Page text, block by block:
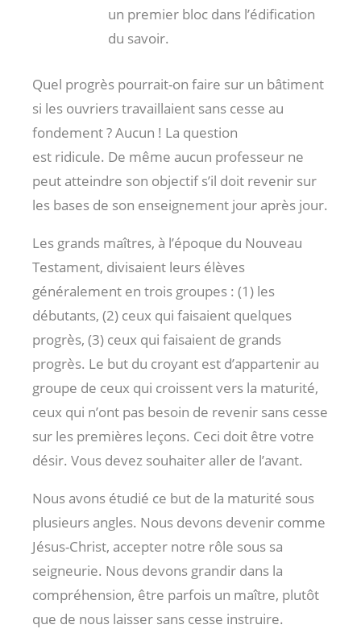
un premier bloc dans l’édification
du savoir.
Quel progrès pourrait-on faire sur un bâtiment
si les ouvriers travaillaient sans cesse au
fondement ? Aucun ! La question
est ridicule. De même aucun professeur ne
peut atteindre son objectif s’il doit revenir sur
les bases de son enseignement jour après jour.
Les grands maîtres, à l’époque du Nouveau
Testament, divisaient leurs élèves
généralement en trois groupes : (1) les
débutants, (2) ceux qui faisaient quelques
progrès, (3) ceux qui faisaient de grands
progrès. Le but du croyant est d’appartenir au
groupe de ceux qui croissent vers la maturité,
ceux qui n’ont pas besoin de revenir sans cesse
sur les premières leçons. Ceci doit être votre
désir. Vous devez souhaiter aller de l’avant.
Nous avons étudié ce but de la maturité sous
plusieurs angles. Nous devons devenir comme
Jésus-Christ, accepter notre rôle sous sa
seigneurie. Nous devons grandir dans la
compréhension, être parfois un maître, plutôt
que de nous laisser sans cesse instruire.